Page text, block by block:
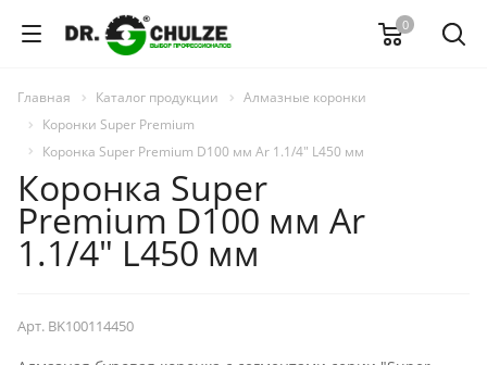
0
Главная Каталог продукции
Алмазные коронки
Коронки Super Premium
Коронка Super Premium D100 мм Ar 1.1/4" L450 мм
Коронка Super
Premium D100 мм Ar
1.1/4" L450 мм
Арт. BK100114450